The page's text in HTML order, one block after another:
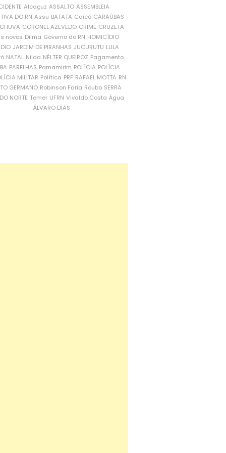
Alcaçuz ASSALTO ASSEMBLEIA
DO RN Assu BATATA Caicó CARAÚBAS
CORONEL AZEVEDO CRIME CRUZETA
novos Dilma Governo do RN HOMICÍDIO
JARDIM DE PIRANHAS JUCURUTU LULA
NATAL Nilda NÉLTER QUEIROZ Pagamento
PARELHAS Parnamirim POLÍCIA POLÍCIA
MILITAR Política PRF RAFAEL MOTTA RN
GERMANO Robinson Faria Roubo SERRA
NORTE Temer UFRN Vivaldo Costa Água
ÁLVARO DIAS